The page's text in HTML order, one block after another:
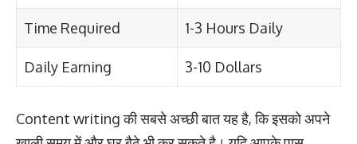
Time Required 1-3 Hours Daily
Daily Earning 3-10 Dollars
Content writing की सबसे अच्छी बात यह है, कि इसको अपने